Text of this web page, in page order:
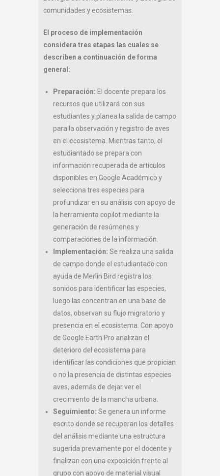
comunidades y ecosistemas.
El proceso de implementación
considera tres etapas las cuales se
describen a continuación de forma
general:
Preparación: El docente prepara los
recursos que utilizará con sus
estudiantes y planea la salida de campo
para la observación y registro de aves
en el ecosistema. Mientras tanto, el
estudiantado se prepara con
información recuperada de artículos
disponibles en Google Académico y
selecciona tres especies para
profundizar en su análisis con apoyo de
la herramienta copilot mediante la
generación de resúmenes y
comparaciones de la información.
Implementación: Se realiza una salida
de campo donde el estudiantado con
ayuda de Merlin Bird registra los
sonidos para identificar las especies,
luego las concentran en una base de
datos, observan su flujo migratorio y
presencia en el ecosistema. Con apoyo
de Google Earth Pro analizan el
deterioro del ecosistema para
identificar las condiciones que propician
o no la presencia de distintas especies
aves, además de dejar ver el
crecimiento de la mancha urbana.
Seguimiento: Se genera un informe
escrito donde se recuperan los detalles
del análisis mediante una estructura
sugerida previamente por el docente y
finalizan con una exposición frente al
grupo con apoyo de material visual